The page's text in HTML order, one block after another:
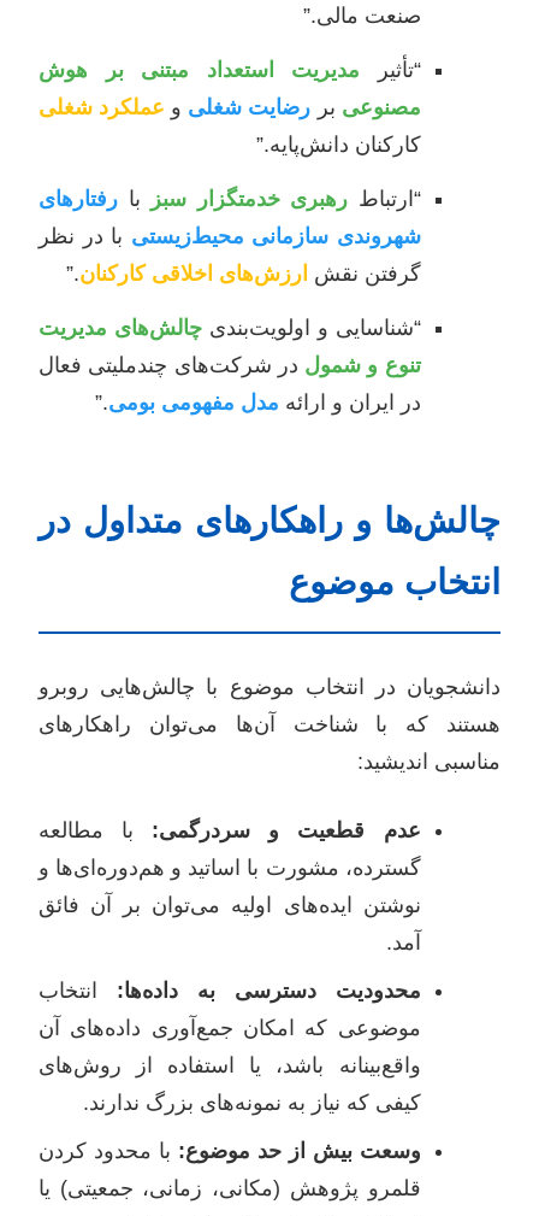
صنعت مالی.”
“تأثیر مدیریت استعداد مبتنی بر هوش
مصنوعی بر رضایت شغلی و عملکرد شغلی
کارکنان دانش‌پایه.”
“ارتباط رهبری خدمتگزار سبز با رفتارهای
شهروندی سازمانی محیط‌زیستی با در نظر
گرفتن نقش ارزش‌های اخلاقی کارکنان.”
“شناسایی و اولویت‌بندیچالش‌های مدیریت
تنوع و شمول در شرکت‌های چندملیتی فعال
در ایران و ارائه مدل مفهومی بومی.”
چالش‌ها و راهکارهای متداول در
انتخاب موضوع
دانشجویان در انتخاب موضوع با چالش‌هایی روبرو
هستند که با شناخت آن‌ها می‌توان راهکارهای
مناسبی اندیشید:
عدم قطعیت و سردرگمی: با مطالعه
گسترده، مشورت با اساتید و هم‌دوره‌ای‌ها و
نوشتن ایده‌های اولیه می‌توان بر آن فائق
آمد.
محدودیت دسترسی به داده‌ها: انتخاب
موضوعی که امکان جمع‌آوری داده‌های آن
واقع‌بینانه باشد، یا استفاده از روش‌های
کیفی که نیاز به نمونه‌های بزرگ ندارند.
وسعت بیش از حد موضوع: با محدود کردن
قلمرو پژوهش (مکانی، زمانی، جمعیتی) یا